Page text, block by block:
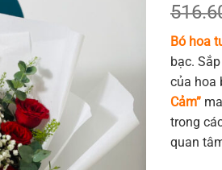
Bó hoa
bạc.
của hoa
Cảm”
trong
quan